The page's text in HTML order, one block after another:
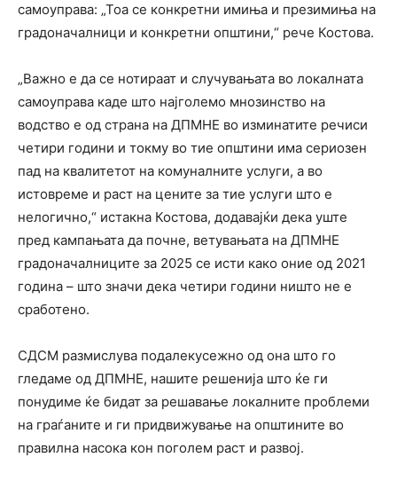
самоуправа: „Тоа се конкретни имиња и презимиња на
градоначалници и конкретни општини,“ рече Костова.
„Важно е да се нотираат и случувањата во локалната
самоуправа каде што најголемо мнозинство на
водство е од страна на ДПМНЕ во изминатите речиси
четири години и токму во тие општини има сериозен
пад на квалитетот на комуналните услуги, а во
истовреме и раст на цените за тие услуги што е
нелогично,“ истакна Костова, додавајќи дека уште
пред кампањата да почне, ветувањата на ДПМНЕ
градоначалниците за 2025 се исти како оние од 2021
година – што значи дека четири години ништо не е
сработено.
СДСМ размислува подалекусежно од она што го
гледаме од ДПМНЕ, нашите решенија што ќе ги
понудиме ќе бидат за решавање локалните проблеми
на граѓаните и ги придвижување на општините во
правилна насока кон поголем раст и развој.